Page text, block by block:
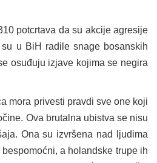
potcrtava da su akcije agresije
u BiH radile snage bosanskih
osuđuju izjave kojima se negira
mora privesti pravdi sve one koji
Ova brutalna ubistva se nisu
Ona su izvršena nad ljudima
a holandske trupe ih